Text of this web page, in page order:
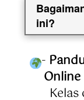
ini?
-